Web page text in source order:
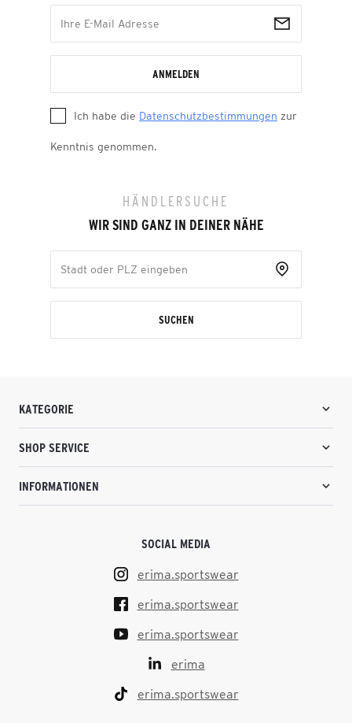
ANMELDEN
Ich habe die Datenschutzbestimmungen zur
Kenntnis genommen.
HÄNDLERSUCHE
WIR SIND GANZ IN DEINER NÄHE
SUCHEN
KATEGORIE
SHOP SERVICE
INFORMATIONEN
SOCIAL MEDIA
erima.sportswear
erima.sportswear
erima.sportswear
erima
erima.sportswear